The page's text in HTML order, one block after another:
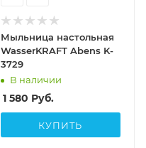
Мыльница настольная
WasserKRAFT Abens K-
3729
В наличии
1 580 Руб.
КУПИТЬ